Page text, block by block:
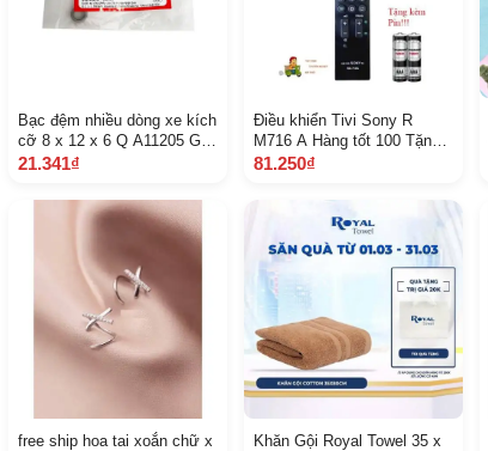
Bạc đệm nhiều dòng xe kích
cỡ 8 x 12 x 6 Q A11205 G
W 3931 1514
21.341₫
Điều khiển Tivi Sony R
M716 A Hàng tốt 100 Tặng
kèm Pin
81.250₫
free ship hoa tai xoắn chữ x
Khăn Gội Royal Towel 35 x